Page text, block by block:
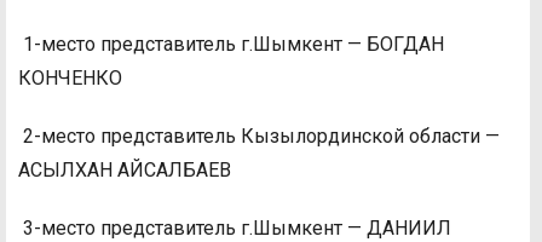
1-место представитель г.Шымкент — БОГДАН
КОНЧЕНКО
2-место представитель Кызылординской области —
АСЫЛХАН АЙСАЛБАЕВ
3-место представитель г.Шымкент — ДАНИИЛ